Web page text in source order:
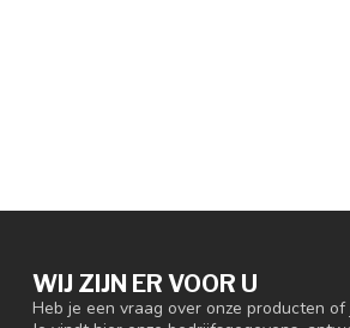
WIJ ZIJN ER VOOR U
Heb je een vraag over onze producten